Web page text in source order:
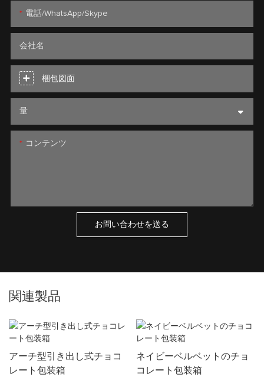
電話/WhatsApp/Skype
会社名
梱包図面
量
コンテンツ
お問い合わせを送る
関連製品
アーチ型引き出し式チョコ
レート包装箱
ネイビーベルベットのチョ
コレート包装箱